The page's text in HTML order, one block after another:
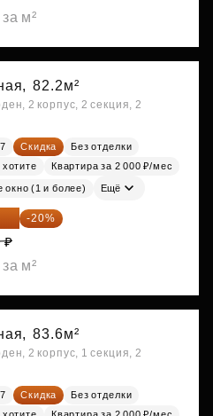
м²
82.2м²
2 корпус, 2 секция, 2
Скидка
Без отделки
Квартира за 2 000 ₽/мес
(1 и более) Ещё
₽ -20%
₽
м²
83.6м²
2 корпус, 1 секция, 2
Скидка
Без отделки